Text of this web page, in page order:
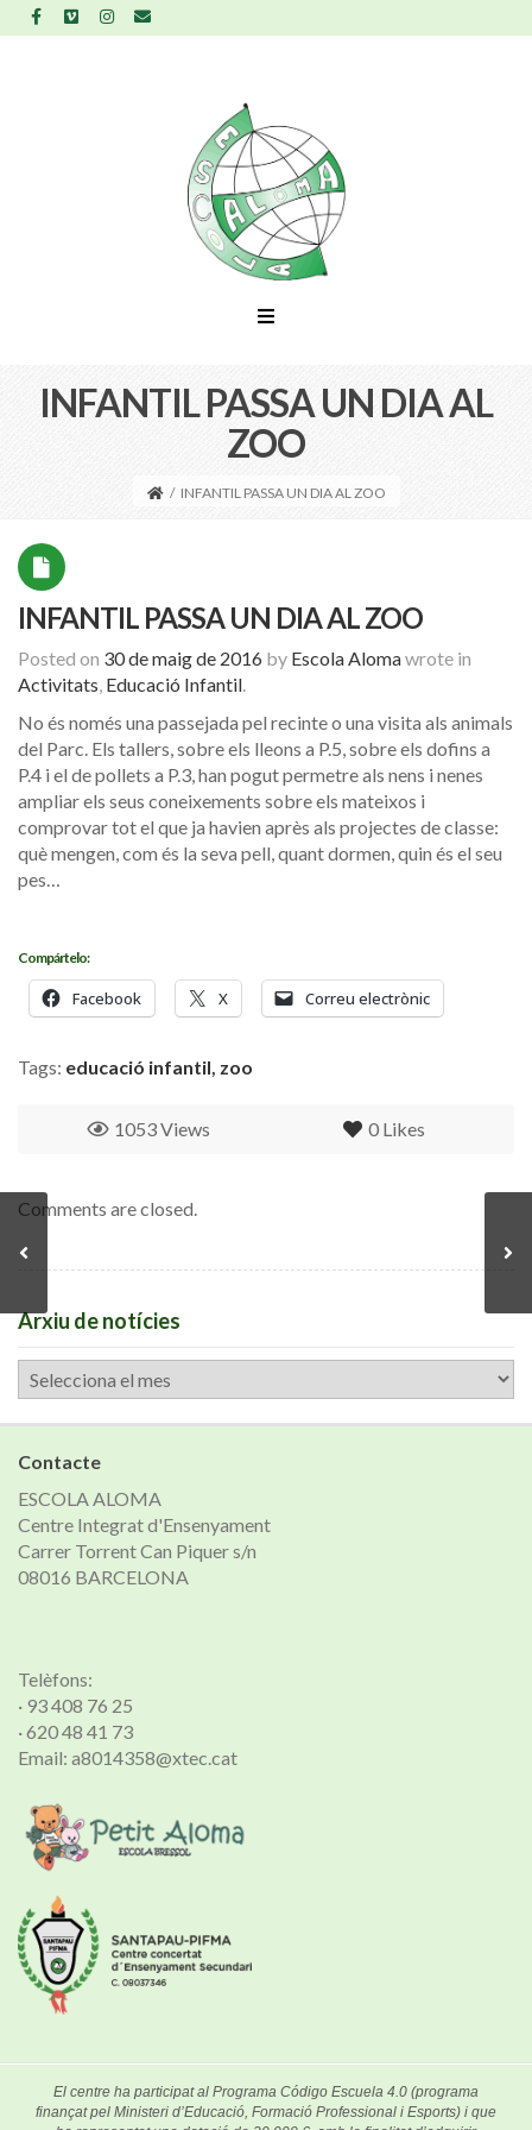
INFANTIL PASSA UN DIA AL
ZOO
/ INFANTIL PASSA UN DIA AL ZOO
INFANTIL PASSA UN DIA AL ZOO
Posted on 30 de maig de 2016 by Escola Alomawrote in
Activitats, Educació Infantil.
No és només una passejada pel recinte o una visita als animals
del Parc. Els tallers, sobre els lleons a P.5, sobre els dofins a
P.4 i el de pollets a P.3, han pogut permetre als nens i nenes
ampliar els seus coneixements sobre els mateixos i
comprovar tot el que ja havien après als projectes de classe:
què mengen, com és la seva pell, quant dormen, quin és el seu
pes…
Compártelo:
Facebook X Correu electrònic
Tags: educació infantil, zoo
0 Likes
1053 Views
Comments are closed.
Arxiu de notícies
Arxiu
de
notícies
Contacte
ESCOLA ALOMA
Centre Integrat d'Ensenyament
Carrer Torrent Can Piquer s/n
08016 BARCELONA
Telèfons:
· 93 408 76 25
· 620 48 41 73
Email: a8014358@xtec.cat
El centre ha participat al Programa Código Escuela 4.0 (programa
finançat pel Ministeri d’Educació, Formació Professional i Esports) i que